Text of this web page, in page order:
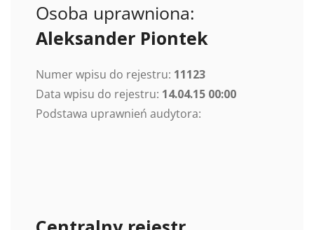
Osoba uprawniona:
Aleksander Piontek
Numer wpisu do rejestru: 11123
Data wpisu do rejestru: 14.04.15 00:00
Podstawa uprawnień audytora: